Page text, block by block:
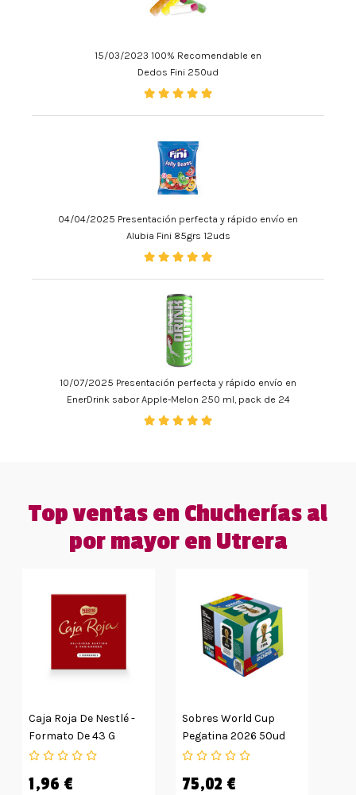
15/03/2023 100% Recomendable en
Dedos Fini 250ud
04/04/2025 Presentación perfecta y rápido envío en
Alubia Fini 85grs 12uds
10/07/2025 Presentación perfecta y rápido envío en
EnerDrink sabor Apple-Melon 250 ml, pack de 24
Top ventas en Chucherías al
por mayor en Utrera
Caja Roja De Nestlé -
Formato De 43 G
1,96 €
Sobres World Cup
Pegatina 2026 50ud
75,02 €